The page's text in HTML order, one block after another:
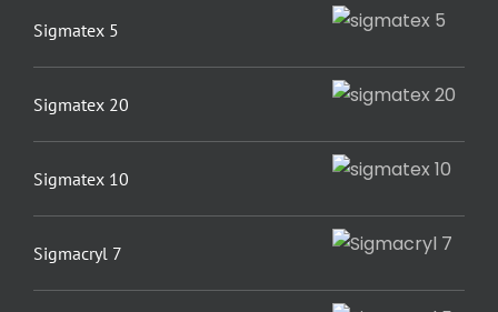
Sigmatex 5
Sigmatex 20
Sigmatex 10
Sigmacryl 7